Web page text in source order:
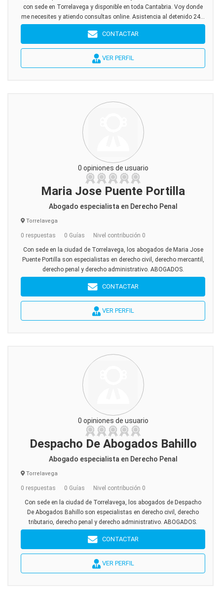
con sede en Torrelavega y disponible en toda Cantabria. Voy donde
me necesites y atiendo consultas online. Asistencia al detenido 24...
CONTACTAR
VER PERFIL
0 opiniones de usuario
Maria Jose Puente Portilla
Abogado especialista en Derecho Penal
Torrelavega
0 respuestas 0 Guías Nivel contribución 0
Con sede en la ciudad de Torrelavega, los abogados de Maria Jose
Puente Portilla son especialistas en derecho civil, derecho mercantil,
derecho penal y derecho administrativo. ABOGADOS.
CONTACTAR
VER PERFIL
0 opiniones de usuario
Despacho De Abogados Bahillo
Abogado especialista en Derecho Penal
Torrelavega
0 respuestas 0 Guías Nivel contribución 0
Con sede en la ciudad de Torrelavega, los abogados de Despacho
De Abogados Bahillo son especialistas en derecho civil, derecho
tributario, derecho penal y derecho administrativo. ABOGADOS.
CONTACTAR
VER PERFIL